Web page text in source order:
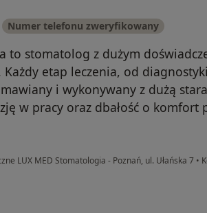
Numer telefonu zweryfikowany
to stomatolog z dużym
Każdy etap leczenia, od
i wykonywany z dużą
w pracy oraz dbałość o komfort
LUX MED Stomatologia - Poznań, ul. Ułańska 7 •
Bartosz